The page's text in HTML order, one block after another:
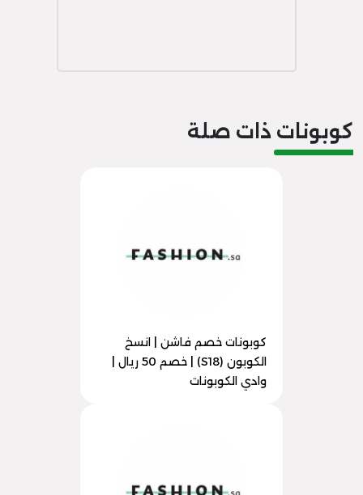
كوبونات ذات صلة
كوبونات خصم فاشن | انسخ
الكوبون (S18) | خصم 50 ريال |
وادي الكوبونات